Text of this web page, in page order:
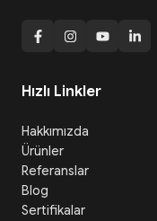
Hızlı Linkler
Hakkımızda
Ürünler
Referanslar
Blog
Sertifikalar